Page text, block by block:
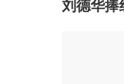
刘德华捧